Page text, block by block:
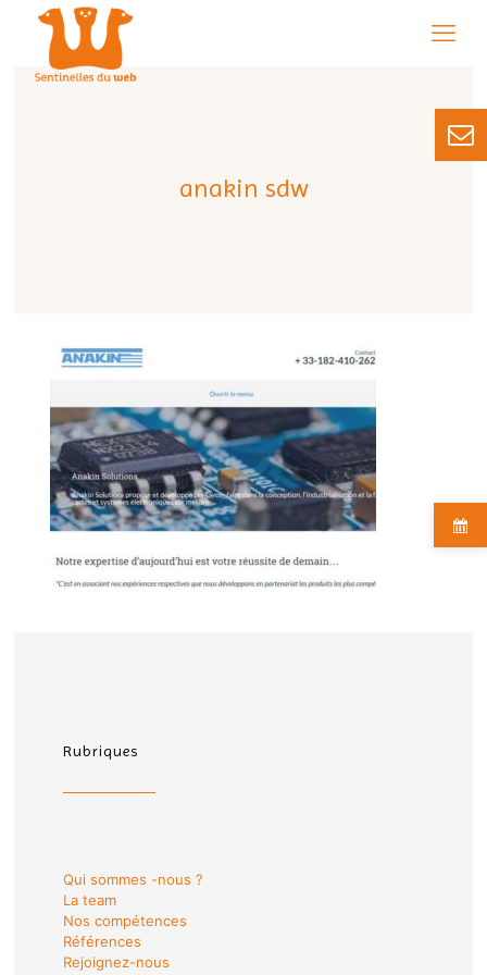
anakin sdw
Rubriques
Qui sommes -nous ?
La team
Nos compétences
Références
Rejoignez-nous